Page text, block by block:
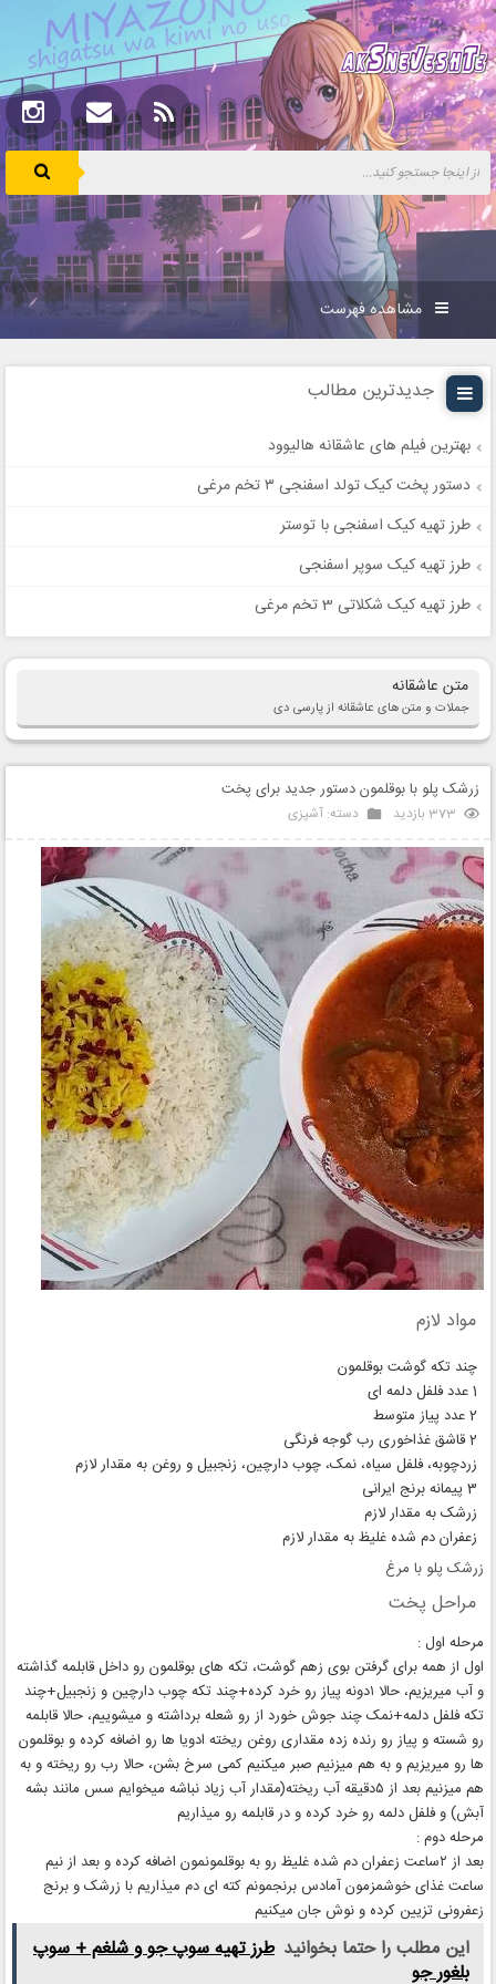
مشاهده فهرست
جدیدترین مطالب
بهترین فیلم های عاشقانه هالیوود
دستور پخت کیک تولد اسفنجی ۳ تخم مرغی
طرز تهیه کیک اسفنجی با توستر
طرز تهیه کیک سوپر اسفنجی
طرز تهیه کیک شکلاتی 3 تخم مرغی
متن عاشقانه
جملات و متن های عاشقانه از پارسی دی
زرشک پلو با بوقلمون دستور جدید برای پخت
373 بازدید دسته: آشپزی
مواد لازم
چند تکه گوشت بوقلمون
1 عدد فلفل دلمه ای
2 عدد پیاز متوسط
2 قاشق غذاخوری رب گوجه فرنگی
زردچوبه، فلفل سیاه، نمک، چوب دارچین، زنجبیل و روغن به مقدار لازم
3 پیمانه برنج ایرانی
زرشک به مقدار لازم
زعفران دم شده غلیظ به مقدار لازم
زرشک پلو با مرغ
مراحل پخت
مرحله اول :
اول از همه برای گرفتن بوی زهم گوشت، تکه های بوقلمون رو داخل قابلمه گذاشته
و آب میریزیم، حالا ۱دونه پیاز رو خرد کرده+چند تکه چوب دارچین و زنجبیل+چند
تکه فلفل دلمه+نمک چند جوش خورد از رو شعله برداشته و میشوییم، حالا قابلمه
رو شسته و پیاز رو رنده زده مقداری روغن ریخته ادویا ها رو اضافه کرده و بوقلمون
ها رو میریزیم و به هم میزنیم صبر میکنیم کمی سرخ بشن، حالا رب رو ریخته و به
هم میزنیم بعد از ۵دقیقه آب ریخته(مقدار آب زیاد نباشه میخوایم سس مانند بشه
آبش) و فلفل دلمه رو خرد کرده و در قابلمه رو میذاریم
مرحله دوم :
بعد از ۲ساعت زعفران دم شده غلیظ رو به بوقلمونمون اضافه کرده و بعد از نیم
ساعت غذای خوشمزمون آمادس برنجمونم کته ای دم میذاریم با زرشک و برنج
زعفرونی تزیین کرده و نوش جان میکنیم
این مطلب را حتما بخوانید طرز تهیه سوپ جو و شلغم + سوپ
بلغور جو